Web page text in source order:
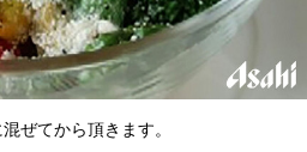
ぜてから頂きます。